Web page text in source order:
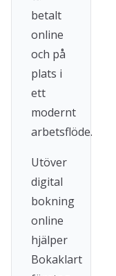
betalt
online
och på
plats i
ett
modernt
arbetsflöde.
Utöver
digital
bokning
online
hjälper
Bokaklart